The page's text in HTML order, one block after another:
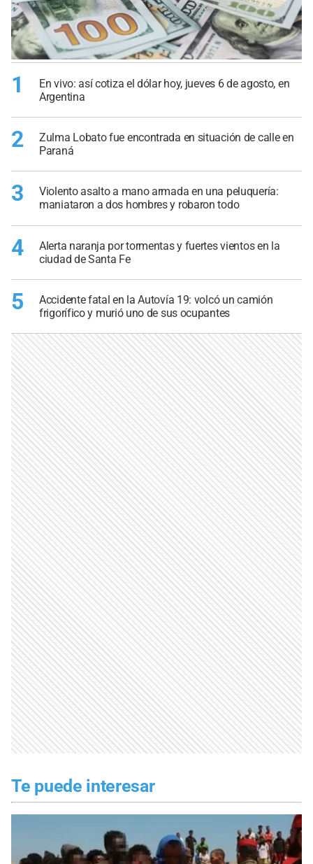
1
En vivo: así cotiza el dólar hoy, jueves 6 de agosto, en
Argentina
2
Zulma Lobato fue encontrada en situación de calle en
Paraná
3
Violento asalto a mano armada en una peluquería:
maniataron a dos hombres y robaron todo
4
Alerta naranja por tormentas y fuertes vientos en la
ciudad de Santa Fe
5
Accidente fatal en la Autovía 19: volcó un camión
frigorífico y murió uno de sus ocupantes
Te puede interesar